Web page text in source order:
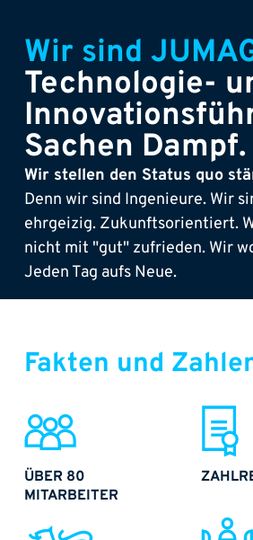
Wir sind
Technologie-
Sachen Dampf.
Wir stellen den Status quo
Denn wir sind Ingenieure. Wir
ehrgeizig. Zukunftsorientiert.
nicht mit "gut" zufrieden. Wir
Jeden Tag aufs Neue.
Fakten und
ÜBER 80
MITARBEITER